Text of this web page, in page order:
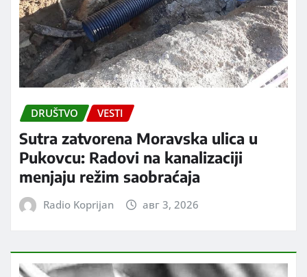
DRUŠTVO VESTI
Sutra zatvorena Moravska ulica u
Pukovcu: Radovi na kanalizaciji
menjaju režim saobraćaja
Radio Koprijan авг 3, 2026